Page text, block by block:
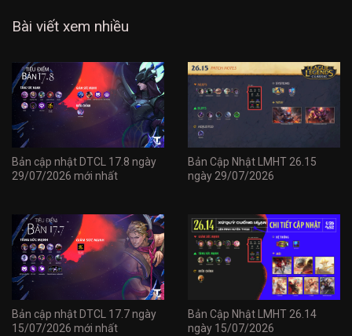
Bài viết xem nhiều
Bản cập nhật DTCL 17.8 ngày
29/07/2026 mới nhất
Bản Cập Nhật LMHT 26.15
ngày 29/07/2026
Bản cập nhật DTCL 17.7 ngày
15/07/2026 mới nhất
Bản Cập Nhật LMHT 26.14
ngày 15/07/2026